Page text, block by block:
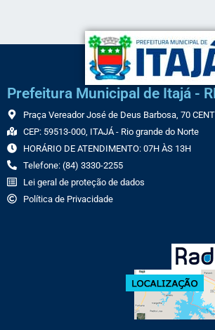
Prefeitura Municipal de Itajá -
Praça Vereador José de Deus Barbosa, 70
CEP: 59513-000, ITAJÁ - Rio grande do Norte
HORÁRIO DE ATENDIMENTO: 07H ÀS 13H
Telefone: (84) 3330-2255
Lei geral de proteção de dados
Política de Privacidade